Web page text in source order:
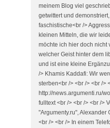
meinem Blog viel
getwittert und
faschistische<br />
kleinen Mitteln, die wir
möchte ich hier doch nicht
welcher Geist hinter dem
und ist eine kleine
/> Khamis Kaddafi: Wir
sterben<br /> <br /> <br />
http://news.argumenti.ru/
fulltext <br /> <br /> <br />
"Argumenty.ru", Alexander
<br /> <br /> In einem